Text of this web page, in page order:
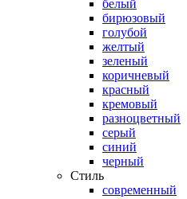
белый
бирюзовый
голубой
желтый
зеленый
коричневый
красный
кремовый
разноцветный
серый
синий
черный
Стиль
современный